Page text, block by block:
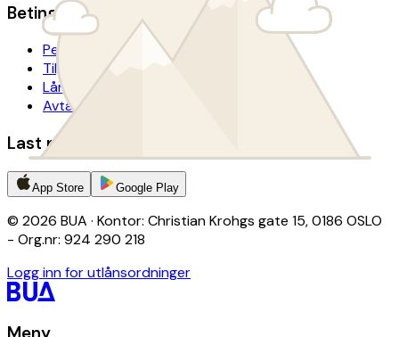
Betingelser
Personvern
Tilgjengelighetserklæring
Lånevilkår
Avtalevilkår donasjon
Last ned BUA-appen
App Store Google Play
© 2026 BUA · Kontor: Christian Krohgs gate 15, 0186 OSLO
- Org.nr: 924 290 218
Logg inn for utlånsordninger